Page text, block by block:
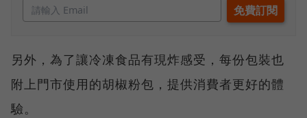
另外，為了讓冷凍食品有現炸感受，每份包裝也
附上門市使用的胡椒粉包，提供消費者更好的體
驗。